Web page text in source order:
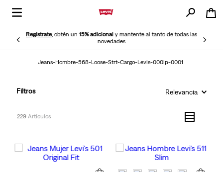
Regístrate, obtén un15% adicionaly mantente al tanto de todas las
novedades
Jeans-Hombre-568-Loose-Strt-Cargo-Levis-000lp-0001
Filtros Relevancia
229